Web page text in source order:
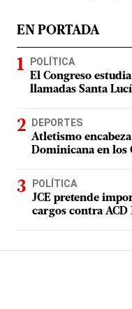
EN PORTADA
POLÍTICA
El Congreso
llamadas Santa
DEPORTES
Atletismo
Dominicana en los
POLÍTICA
JCE pretende
cargos contra